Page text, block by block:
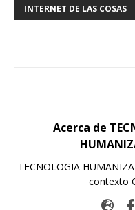
INTERNET DE LAS COSAS
Acerca de
TECNOLOGIA
contexto